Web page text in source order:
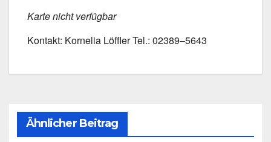
Kar­te nicht ver­füg­bar
Kon­takt: Kor­ne­lia Löff­ler Tel.: 02389–5643
Ähnlicher Beitrag